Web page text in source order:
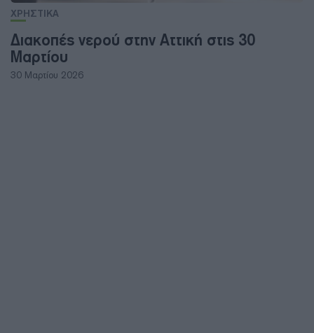
ΧΡΗΣΤΙΚΑ
Διακοπές νερού στην Αττική στις 30
Μαρτίου
30 Μαρτίου 2026